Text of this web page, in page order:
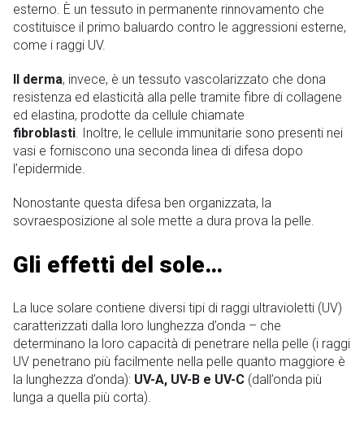
esterno. È un tessuto in permanente rinnovamento che
costituisce il primo baluardo contro le aggressioni esterne,
come i raggi UV.
Il derma, invece, è un tessuto vascolarizzato che dona
resistenza ed elasticità alla pelle tramite fibre di collagene
ed elastina, prodotte da cellule chiamate
fibroblasti . Inoltre, le cellule immunitarie sono presenti nei
vasi e forniscono una seconda linea di difesa dopo
l’epidermide.
Nonostante questa difesa ben organizzata, la
sovraesposizione al sole mette a dura prova la pelle.
Gli effetti del sole…
La luce solare contiene diversi tipi di raggi ultravioletti (UV)
caratterizzati dalla loro lunghezza d’onda – che
determinano la loro capacità di penetrare nella pelle (i raggi
UV penetrano più facilmente nella pelle quanto maggiore è
la lunghezza d’onda): UV-A, UV-B e UV-C (dall’onda più
lunga a quella più corta).